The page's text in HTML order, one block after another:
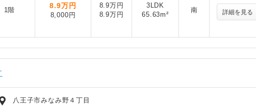
1階
8.9万円
8,000円
8.9万円
8.9万円
3LDK
65.63m²
南 詳細を見る
八王子市みなみ野４丁目